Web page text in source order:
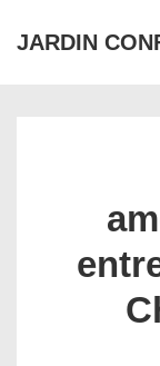
passer
JARDIN